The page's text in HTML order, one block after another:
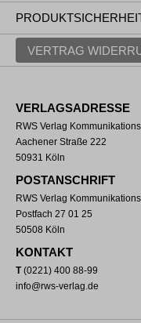
VERTRAG
VERLAGSADRESSE
RWS Verlag
Aachener Straße 222
50931 Köln
POSTANSCHRIFT
RWS Verlag
Postfach 27 01 25
50508 Köln
KONTAKT
T(0221) 400 88-99
info@rws-verlag.de